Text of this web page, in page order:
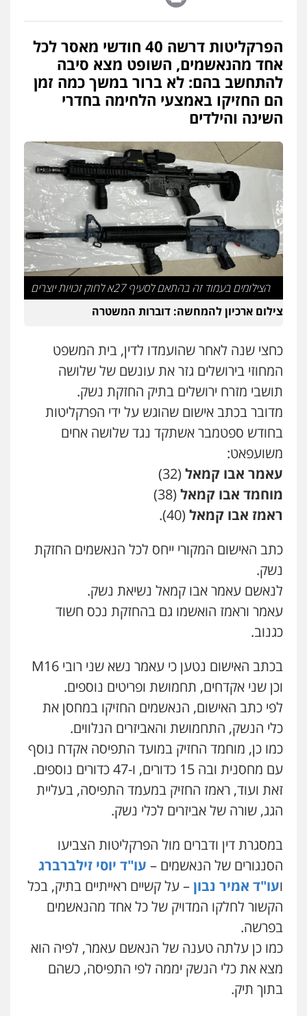
503456449
עו"ד איהאב ג'לג'ולי
מעצרים וחקירות
אסירים
אייל בן שושן, עורך דין פלילי
פלילי מעצרים וחקירות פשיעה חמורה
נוער רישום פלילי
0522763105
עו"ד שלומי שרון
מעצרים וחקירות
0547342002
פלילי כלכלי אלימות סמים מעצרים
0525544654
עו"ד זוהר ארבל
מעצרים וחקירות
קטינים
עו"ד שלי גורביץ – לוי
משפט פלילי פשיעה חמורה
וחקירות צבאי
פלילי דיני תעבורה מעצרים וחקירות
0505078733
פלילי אסירים תעבורה מרב"ד
0547556464
עו"ד אילן אלימלך
פלילי פשיעה חמורה תעבורה אסירים
0522992110
עו"ד שאדי נאטור
פשיעה חמורה מעצרים וחקירות
0509230800
גיל דביר – משרד עורכי דין
פלילי פשיעה כלכלית
0506217771
סלימאן אבו שעירה – משרד עורכי דין
פלילי בטחוני צבאי נזיקין
הפרקליטות דרשה 40 חודשי מאסר לכל
אחד מהנאשמים, השופט מצא סיבה
להתחשב בהם: לא ברור במשך כמה זמן
הם החזיקו באמצעי הלחימה בחדרי
השינה והילדים
הצילומים בעמוד זה בהתאם לסעיף 27א לחוק זכויות יוצרים
צילום ארכיון להמחשה: דוברות המשטרה
כחצי שנה לאחר שהועמדו לדין, בית המשפט
המחוזי בירושלים גזר את עונשם של שלושה
תושבי מזרח ירושלים בתיק החזקת נשק.
מדובר בכתב אישום שהוגש על ידי הפרקליטות
בחודש ספטמבר אשתקד נגד שלושה אחים
משועפאט:
עאמר אבו קמאל (32)
מוחמד אבו קמאל (38)
ראמז אבו קמאל (40).
כתב האישום המקורי ייחס לכל הנאשמים החזקת
נשק.
לנאשם עאמר אבו קמאל נשיאת נשק.
עאמר וראמז הואשמו גם בהחזקת נכס חשוד
כגנוב.
בכתב האישום נטען כי עאמר נשא שני רובי M16
וכן שני אקדחים, תחמושת ופריטים נוספים.
לפי כתב האישום, הנאשמים החזיקו במחסן את
כלי הנשק, התחמושת והאביזרים הנלווים.
כמו כן, מוחמד החזיק במועד התפיסה אקדח נוסף
עם מחסנית ובה 15 כדורים, ו-47 כדורים נוספים.
זאת ועוד, ראמז החזיק במעמד התפיסה, בעליית
הגג, שורה של אביזרים לכלי נשק.
במסגרת דין ודברים מול הפרקליטות הצביעו
הסנגורים של הנאשמים – עו"ד יוסי זילברברג
ועו"ד אמיר נבון– על קשיים ראייתיים בתיק, בכל
הקשור לחלקו המדויק של כל אחד מהנאשמים
בפרשה.
כמו כן עלתה טענה של הנאשם עאמר, לפיה הוא
מצא את כלי הנשק יממה לפי התפיסה, כשהם
בתוך תיק.